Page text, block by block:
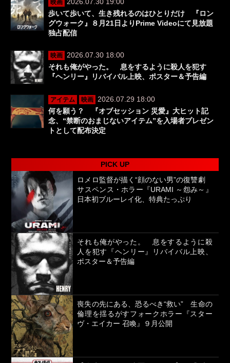
映画
歩いて歩いて、生き残れるのはひとりだけ 『ロン
グウォーク』８月21日よりPrime Videoにて見放題
独占配信
映画
2026.07.30 18:00
それも俺がやった。 息をするように殺人を犯す
『ヘンリー』リバイバル上映、ポスター＆予告編
アイテム 映画
2026.07.29 18:00
何を願う？ 『オブセッション 災愛』大ヒット記
念、“禁断のおまじないアイテム”を入場者プレゼン
トとして配布決定
PICK UP
ロメロ監督が描く“顔のない男”の復讐劇
サスペンス・ホラー『URAMI ～怨み～』
日本初ブルーレイ化、特典たっぷり
それも俺がやった。 息をするように殺
人を犯す『ヘンリー』リバイバル上映、
ポスター＆予告編
喪失の先にある、恐るべき“救い” 生命の
倫理を揺るがすフォークホラー『スター
ヴ・エイカー 召喚』９月公開